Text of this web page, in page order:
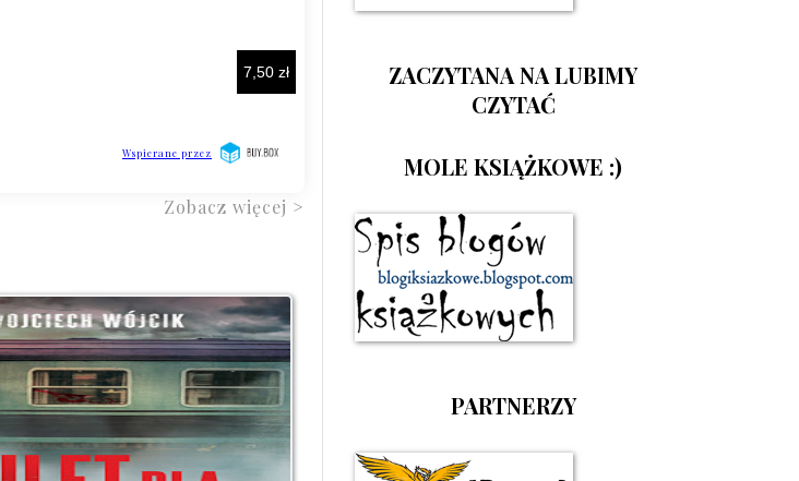
Zobacz więcej >
ZACZYTANA NA LUBIMY
CZYTAĆ
MOLE KSIĄŻKOWE :)
PARTNERZY